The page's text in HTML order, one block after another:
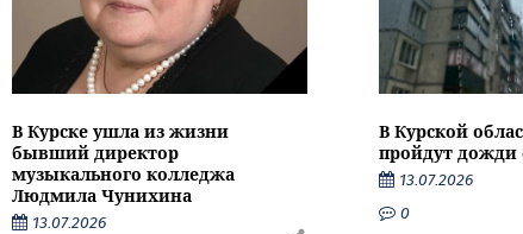
В Курске ушла из жизни
бывший директор
музыкального колледжа
Людмила Чунихина
13.07.2026
В Курской
пройдут дожди
13.07.2026
0